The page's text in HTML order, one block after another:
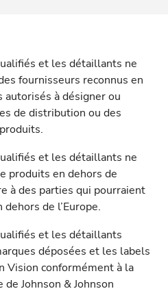
et les détaillants ne
fournisseurs reconnus en
autorisés à désigner ou
de distribution ou des
et les détaillants ne
produits en dehors de
à des parties qui pourraient
de l’Europe.
et les détaillants
déposées et les labels
Vision conformément à la
Johnson & Johnson